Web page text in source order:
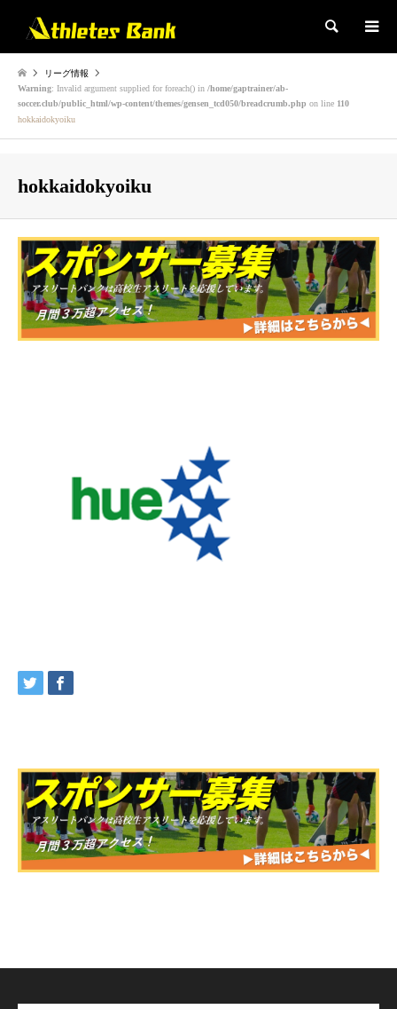
検索
リーグ情報
Warning: Invalid argument supplied for foreach() in /home/gaptrainer/ab-
soccer.club/public_html/wp-content/themes/gensen_tcd050/breadcrumb.php on line 110
hokkaidokyoiku
hokkaidokyoiku